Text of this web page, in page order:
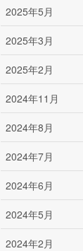
2025年5月
2025年3月
2025年2月
2024年11月
2024年8月
2024年7月
2024年6月
2024年5月
2024年2月